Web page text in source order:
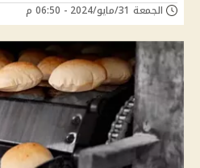
الجمعة 31/مايو/2024 - 06:50 م